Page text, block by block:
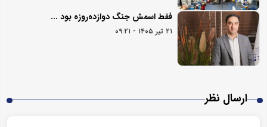
فقط اسمش جنگ دوازده‌روزه بود ...
۲۱ تیر ۱۴۰۵ - ۰۹:۲۱
ارسال نظر